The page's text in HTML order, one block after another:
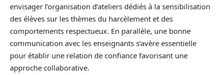
envisager l’organisation d’ateliers dédiés à la sensibilisation
des élèves sur les thèmes du harcèlement et des
comportements respectueux. En parallèle, une bonne
communication avec les enseignants s’avère essentielle
pour établir une relation de confiance favorisant une
approche collaborative.